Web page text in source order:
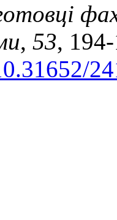
, 53,